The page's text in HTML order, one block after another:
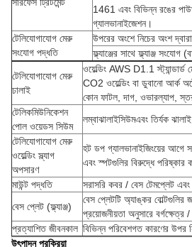
1461 এবং বিভিন্ন রঙের
গ্যালভানাইজেশন।
টেলিযোগাযোগ মেরু
সংযোগ পদ্ধতি
উপরের অংশে নিচের অংশ
ফ্ল্যাঞ্জের সাথে ফ্ল্যাঞ্জ সংযোগ
টেলিযোগাযোগ মেরু
ঢালাই
ওয়েল্ডিং AWS D1.1 স্ট্যান্ডার্ড
CO2 ওয়েল্ডিং বা ডুবানো আর্ক
কোন ফাটল, দাগ, ওভারল্যাপ,
টেলিকমিউনিকেশন
পোল ওয়েডস সিউম
লম্বাঝালাইসিউমএবং তির্যক
টেলিযোগাযোগ মেরু
ওয়েল্ডিং স্ল্যাগ
অপসারণ
হট ডপ গ্যালভানাইজিংয়ের আগে
এবং স্পটগুলির বিরুদ্ধে পরিষ্কার
মাউন্ট পদ্ধতি
সরাসরি কবর / বেস টেমপ্লেট
বেস প্লেট (ফ্ল্যাঞ্জ)
বেস প্লেটটি অ্যাঙ্কর বোল্টগুলির
প্রয়োজনীয়তা অনুসারে
প্রত্যাশিত জীবনকাল বিভিন্ন পরিবেশগত কারণের উপর
উৎপাদন প্রক্রিয়া